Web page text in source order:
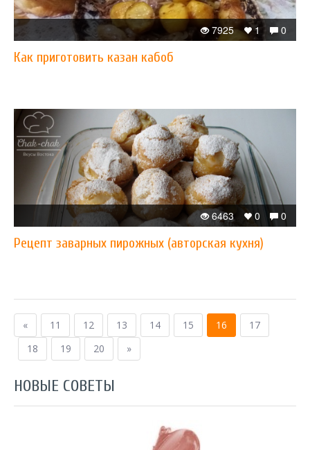
0
1
7925
Как приготовить казан кабоб
0
0
6463
Рецепт заварных пирожных (авторская кухня)
« 11 12 13 14 15 16
17
18
19 20 »
НОВЫЕ СОВЕТЫ